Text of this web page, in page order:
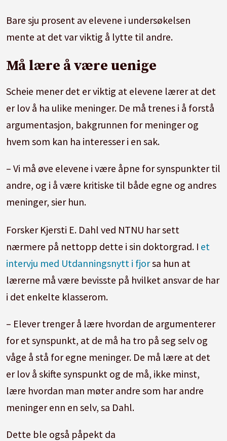
Bare sju prosent av elevene i undersøkelsen
mente at det var viktig å lytte til andre.
Må lære å være uenige
Scheie mener det er viktig at elevene lærer at det
er lov å ha ulike meninger. De må trenes i å forstå
argumentasjon, bakgrunnen for meninger og
hvem som kan ha interesser i en sak.
– Vi må øve elevene i være åpne for synspunkter til
andre, og i å være kritiske til både egne og andres
meninger, sier hun.
Forsker Kjersti E. Dahl ved NTNU har sett
nærmere på nettopp dette i sin doktorgrad. I et
intervju med Utdanningsnytt i fjorsa hun at
lærerne må være bevisste på hvilket ansvar de har
i det enkelte klasserom.
– Elever trenger å lære hvordan de argumenterer
for et synspunkt, at de må ha tro på seg selv og
våge å stå for egne meninger. De må lære at det
er lov å skifte synspunkt og de må, ikke minst,
lære hvordan man møter andre som har andre
meninger enn en selv, sa Dahl.
Dette ble også påpekt da